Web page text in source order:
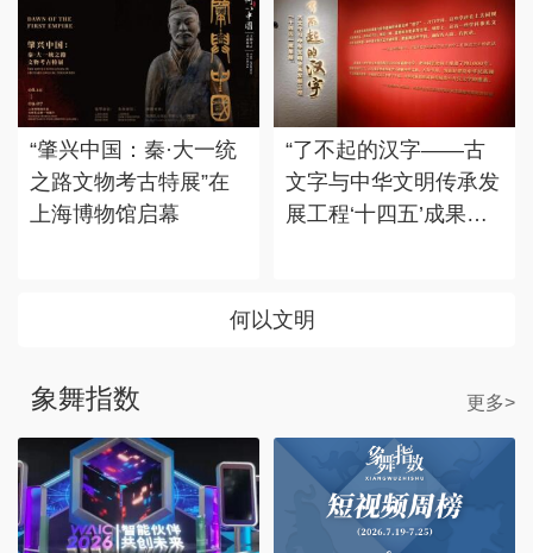
“肇兴中国：秦·大一统
之路文物考古特展”在
上海博物馆启幕
“了不起的汉字——古
文字与中华文明传承发
展工程‘十四五’成果
何以文明
象舞指数 更多>